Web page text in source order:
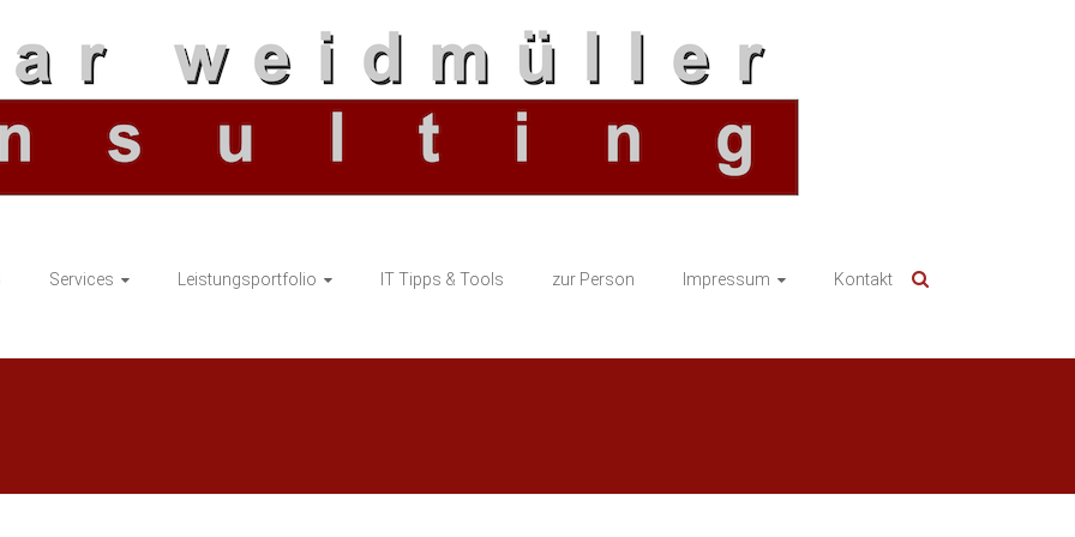
Services Leistungsportfolio IT Tipps & Tools zur Person Impressum Kontakt